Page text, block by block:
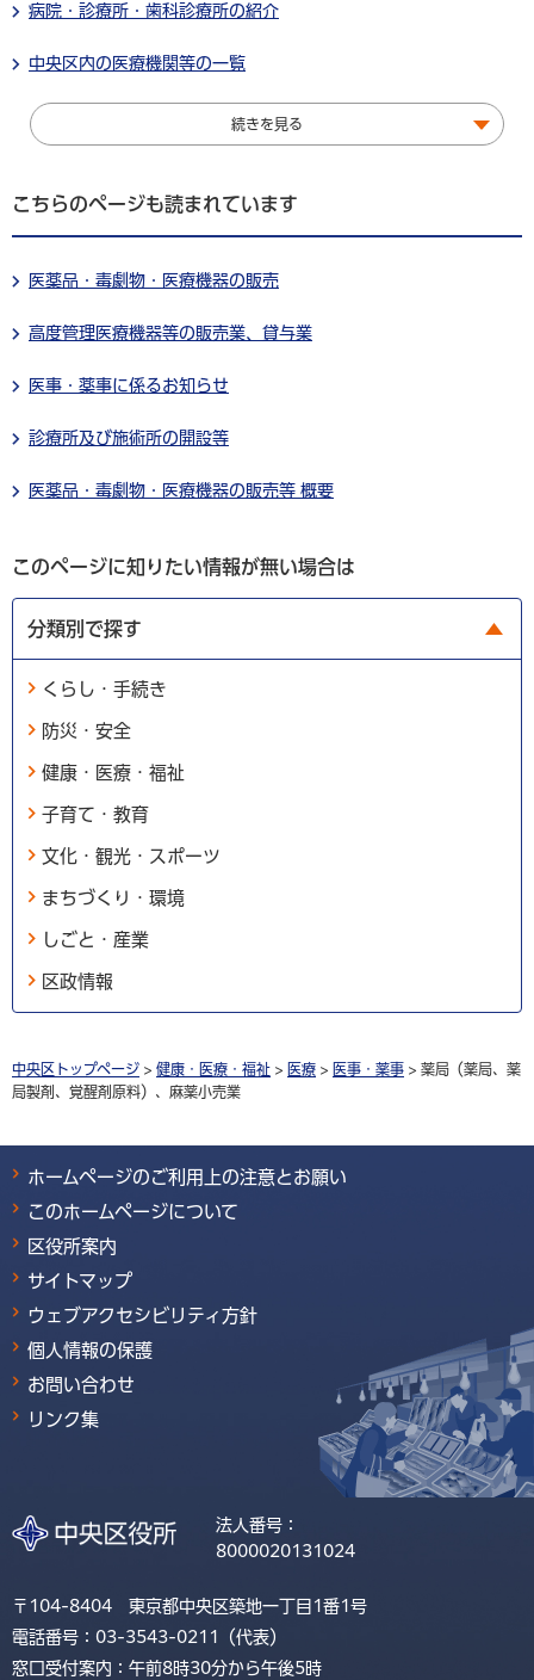
病院・診療所・歯科診療所の紹介
中央区内の医療機関等の一覧
続きを見る
こちらのページも読まれています
医薬品・毒劇物・医療機器の販売
高度管理医療機器等の販売業、貸与業
医事・薬事に係るお知らせ
診療所及び施術所の開設等
医薬品・毒劇物・医療機器の販売等 概要
このページに知りたい情報が無い場合は
分類別で探す
くらし・手続き
防災・安全
健康・医療・福祉
子育て・教育
文化・観光・スポーツ
まちづくり・環境
しごと・産業
区政情報
中央区トップページ > 健康・医療・福祉 > 医療 > 医事・薬事 > 薬局（薬局、薬
局製剤、覚醒剤原料）、麻薬小売業
ホームページのご利用上の注意とお願い
このホームページについて
区役所案内
サイトマップ
ウェブアクセシビリティ方針
個人情報の保護
お問い合わせ
リンク集
法人番号：
8000020131024
〒104-8404 東京都中央区築地一丁目1番1号
電話番号：03-3543-0211（代表）
窓口受付案内：午前8時30分から午後5時